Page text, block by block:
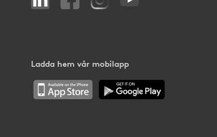
Ladda hem vår mobilapp